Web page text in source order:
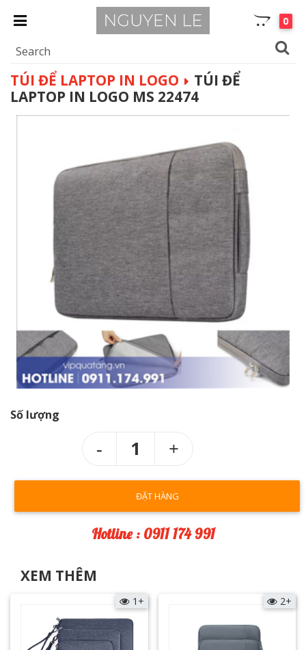
0
TÚI ĐỂ LAPTOP IN LOGO
TÚI ĐỂ
LAPTOP IN LOGO MS 22474
Số lượng
1
ĐẶT HÀNG
Hotline : 0911 174 991
XEM THÊM
1+ 2+